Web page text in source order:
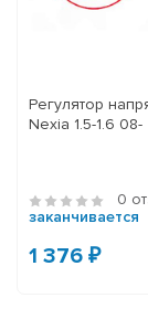
Регулятор
Nexia 1.5-1.6 08-
0
заканчивается
1 376 ₽